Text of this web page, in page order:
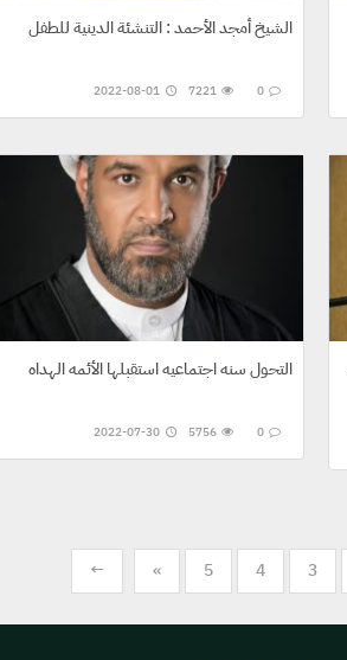
الشيخ أمجد الأحمد : التنشئة الدينية للطفل
التحول سنه اجتماعيه استقبلها الأئمه الهداه
3
4
5
«
←